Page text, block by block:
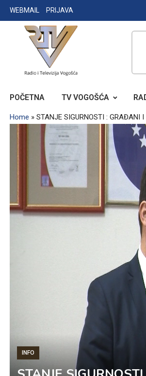
Skip
to
WEBMAIL PRIJAVA
RADIO TELEVIZIJA VOGOŠĆA
POČETNA TV VOGOŠĆA
Home » STANJE SIGURNOSTI : GRAĐANI
INFO